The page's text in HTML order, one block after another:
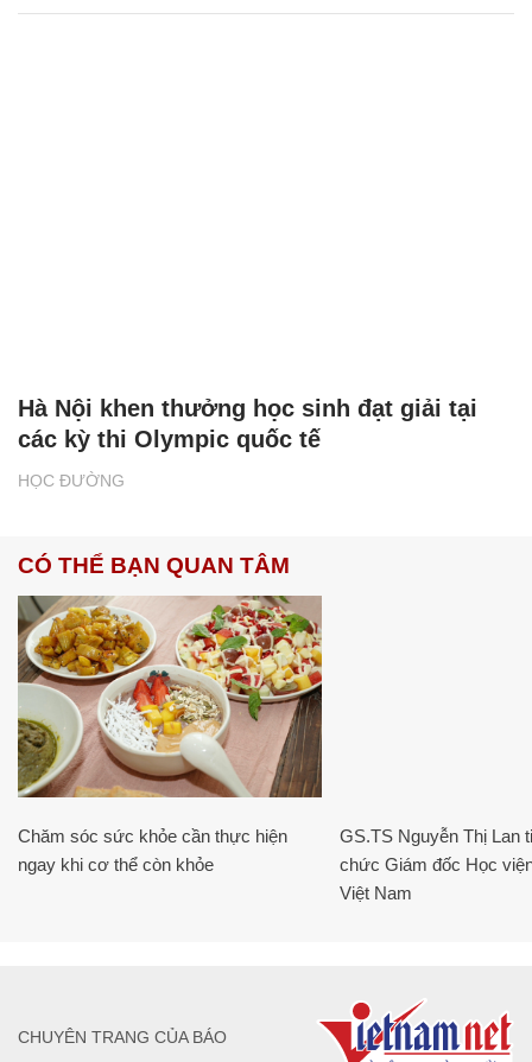
HỌC ĐƯỜNG
Hà Nội khen thưởng học sinh đạt giải tại
các kỳ thi Olympic quốc tế
CÓ THỂ BẠN QUAN TÂM
Chăm sóc sức khỏe cần thực hiện
ngay khi cơ thể còn khỏe
GS.TS Nguyễn Thị Lan
chức Giám đốc Học
Việt Nam
CHUYÊN TRANG CỦA BÁO